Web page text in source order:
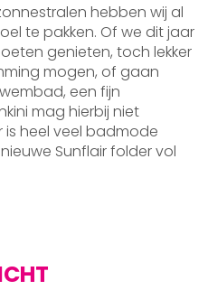
hebben wij al
te pakken. Of we dit jaar
genieten, toch lekker
mogen, of gaan
een fijn
mag hierbij niet
is heel veel badmode
Sunflair folder vol